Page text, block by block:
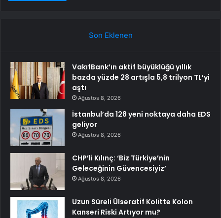
Son Eklenen
VakıfBank’ın aktif büyüklüğü yıllık
bazda yüzde 28 artışla 5,8 trilyon TL’yi
aştı
Ağustos 8, 2026
İstanbul’da 128 yeni noktaya daha EDS
geliyor
Ağustos 8, 2026
CHP’li Kılınç: ‘Biz Türkiye’nin
Geleceğinin Güvencesiyiz’
Ağustos 8, 2026
Uzun Süreli Ülseratif Kolitte Kolon
Kanseri Riski Artıyor mu?